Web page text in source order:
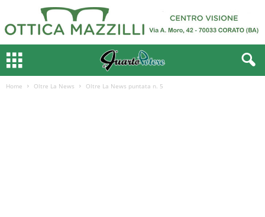
Home Oltre La News Oltre La News puntata n. 5